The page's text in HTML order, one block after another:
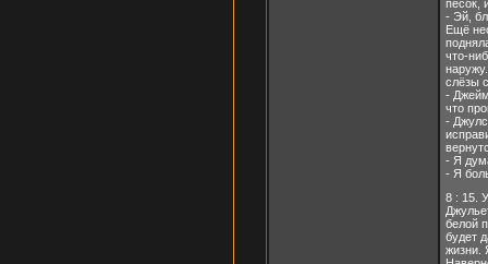
песок,
- Эй,
Ещё
что-
слёзы
-
что
-
- Я
- Я
8 : 15.
белой
будет
жизни.